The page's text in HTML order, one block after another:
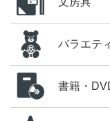
バラエテ
書籍・